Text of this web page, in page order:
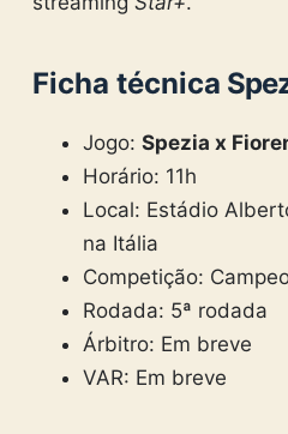
Ficha técnica
Jogo:Spezia x
Horário: 11h
Local: Estádio
na Itália
Competição:
Rodada: 5ª rodada
Árbitro: Em breve
VAR: Em breve